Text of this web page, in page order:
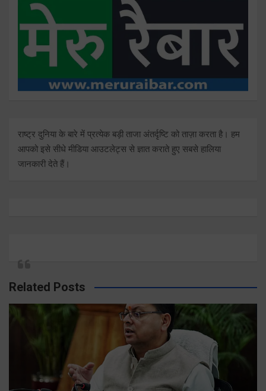
राष्ट्र दुनिया के बारे में प्रत्येक बड़ी ताजा अंतर्दृष्टि को ताज़ा करता है। हम
आपको इसे सीधे मीडिया आउटलेट्स से ज्ञात कराते हुए सबसे हालिया
जानकारी देते हैं।
Related Posts